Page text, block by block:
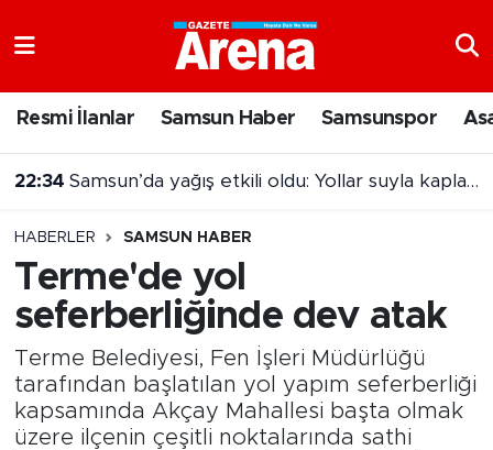
Resmi İlanlar Samsun Haber Samsunspor
22:34 Samsun’da yağış etkili oldu: Yollar suyla kaplandı
HABERLER SAMSUN HABER
Terme'de yol
seferberliğinde dev atak
Terme Belediyesi, Fen İşleri Müdürlüğü
tarafından başlatılan yol yapım seferberliği
kapsamında Akçay Mahallesi başta olmak
üzere ilçenin çeşitli noktalarında sathi
Samsun Namaz Vakitleri
Süper Lig Puan Durumu ve Fikstür
Tüm Manşetler
Son Dakika Haberleri